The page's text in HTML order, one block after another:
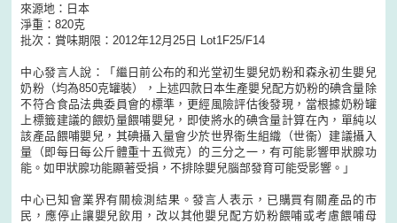
來源地：日本
淨重：820克
批次：賞味期限：2012年12月25日 Lot1F25/F14
中心發言人說：「繼日前公布的和光堂初生嬰兒奶粉和森永初生嬰兒
奶粉（均為850克罐裝），上述四款日本生產嬰兒配方奶粉的碘含量除
不符合食品法典委員會的標準，更經風險評估後發現，當根據奶粉罐
上標籤建議的餵奶量餵哺嬰兒，即使將水的碘含量計算在內，單純以
該產品餵哺嬰兒，其碘攝入量會少於世界衞生組織（世衞）建議攝入
量（即每日每公斤體重十五微克）的三分之一，有可能影響甲狀腺功
能。如甲狀腺功能顯著受損，不排除嬰兒腦部發育可能受影響。」
中心已知會業界有關檢測結果。發言人表示，已購買有關產品的市
民，應停止讓嬰兒飲用，改以其他嬰兒配方奶粉餵哺或考慮餵哺母